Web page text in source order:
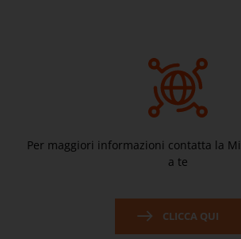
Per maggiori informazioni contatta la
a te
CLICCA QUI